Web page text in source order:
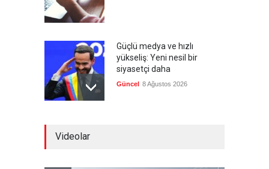
Güçlü medya ve hızlı
yükseliş: Yeni nesil bir
siyasetçi daha
Güncel 8 Ağustos 2026
Videolar